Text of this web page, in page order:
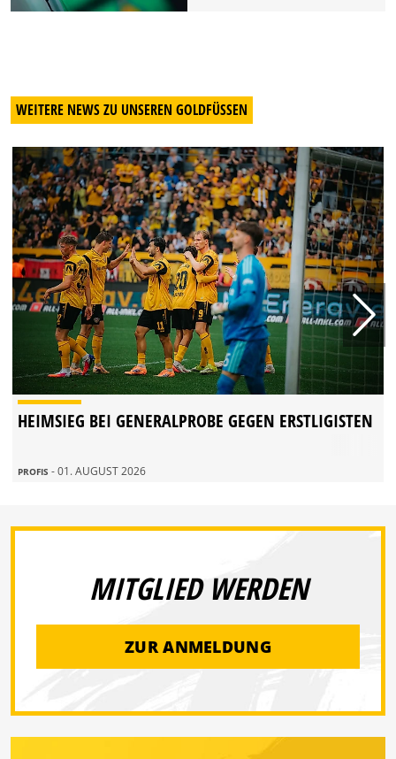
WEITERE NEWS ZU UNSEREN GOLDFÜSSEN
HEIMSIEG BEI GENERALPROBE GEGEN ERSTLIGISTEN
PROFIS - 01. AUGUST 2026
MITGLIED WERDEN
ZUR ANMELDUNG